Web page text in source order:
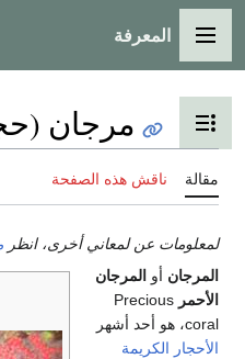
القائمة الرئيسية
المعرفة
تبديل عرض جدول المحتويات
مرجان
مقالة ناقش هذه الصفحة
لمعلومات عن لمعاني أخرى، انظر
المرجان أو المرجان
الأحمر Precious
coral، هو أحد أشهر
الأحجار الكريمة